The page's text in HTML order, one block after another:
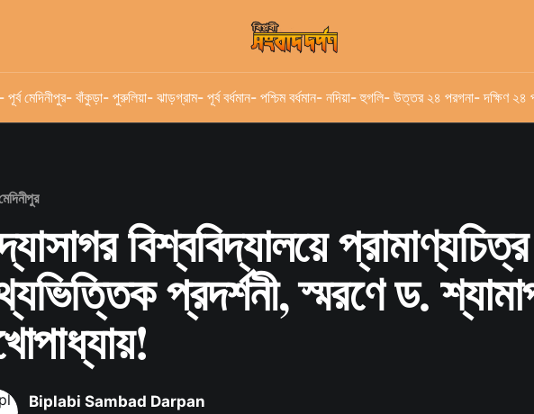
পূর্ব মেদিনীপুর- বাঁকুড়া- পুরুলিয়া- ঝাড়গ্রাম- পূর্ব বর্ধমান- পশ্চিম বর্ধমান- নদিয়া- হুগলি- উত্তর ২৪ পরগনা- দক্ষিণ ২৪
বিশ্ববিদ্যালয়ে
প্রদর্শনী, স্মরণে ড.
Biplabi Sambad Darpan